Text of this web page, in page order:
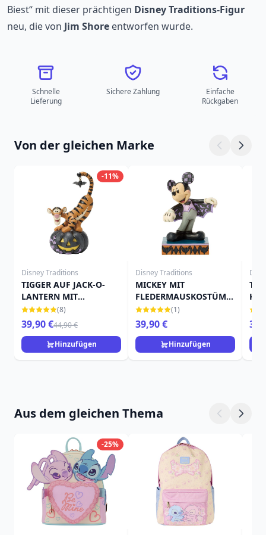
Biest“ mit dieser prächtigen Disney Traditions-Figur
neu, die von Jim Shore entworfen wurde.
Schnelle
Lieferung
Sichere Zahlung
Einfache
Rückgaben
Von der gleichen Marke
-11%
Disney Traditions
TIGGER AUF JACK-O-
LANTERN MIT
FLEDERMAUS - DISNEY
TRADITIONS
(8)
39,90 €44,90 €
Hinzufügen
Disney Traditions
MICKEY MIT
FLEDERMAUSKOSTÜM -
DISNEY TRADITIONS
(1)
39,90 €
Hinzufügen
Aus dem gleichen Thema
-25%